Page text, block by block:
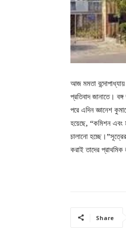
আজ মমতা
প্রতিবাদ জানাতে।
পরে এদিন জ্ঞানেশ
হয়েছে, “কমিশন এবং
চালানো
করাই তাদের প্রাথমিক
Share